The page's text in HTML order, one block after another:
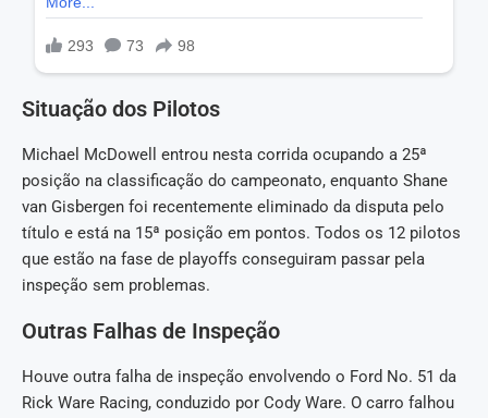
Situação dos Pilotos
Michael McDowell entrou nesta corrida ocupando a 25ª
posição na classificação do campeonato, enquanto Shane
van Gisbergen foi recentemente eliminado da disputa pelo
título e está na 15ª posição em pontos. Todos os 12 pilotos
que estão na fase de playoffs conseguiram passar pela
inspeção sem problemas.
Outras Falhas de Inspeção
Houve outra falha de inspeção envolvendo o Ford No. 51 da
Rick Ware Racing, conduzido por Cody Ware. O carro falhou